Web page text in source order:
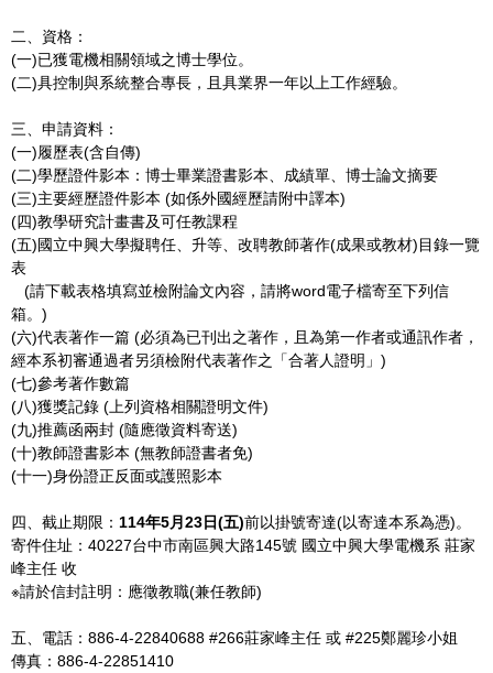
二、資格：
(一)已獲電機相關領域之博士學位。
(二)具控制與系統整合專長，且具業界一年以上工作經驗。
三、申請資料：
(一)履歷表(含自傳)
(二)學歷證件影本：博士畢業證書影本、成績單、博士論文摘要
(三)主要經歷證件影本 (如係外國經歷請附中譯本)
(四)教學研究計畫書及可任教課程
(五)國立中興大學擬聘任、升等、改聘教師著作(成果或教材)目錄一覽
表
(請下載表格填寫並檢附論文內容，請將word電子檔寄至下列信
箱。)
(六)代表著作一篇 (必須為已刊出之著作，且為第一作者或通訊作者，
經本系初審通過者另須檢附代表著作之「合著人證明」)
(七)參考著作數篇
(八)獲獎記錄 (上列資格相關證明文件)
(九)推薦函兩封 (隨應徵資料寄送)
(十)教師證書影本 (無教師證書者免)
(十一)身份證正反面或護照影本
四、截止期限： 114年5月 23日(五)前以掛號寄達(以寄達本系為憑)。
寄件住址：40227台中市南區興大路145號 國立中興大學電機系 莊家
峰主任 收
※請於信封註明：應徵教職(兼任教師)
五、電話：886-4-22840688 #266莊家峰主任 或 #225鄭麗珍小姐
傳真：886-4-22851410